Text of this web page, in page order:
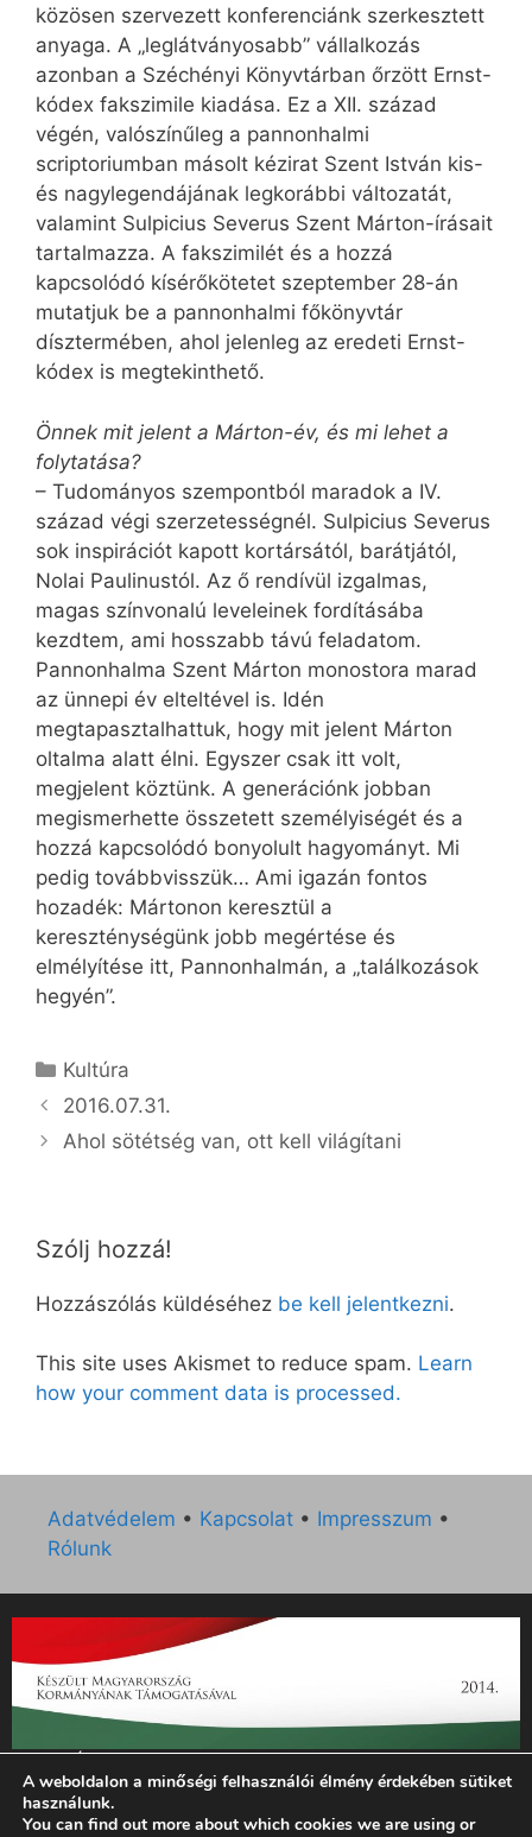
közösen szervezett konferenciánk szerkesztett
anyaga. A „leglátványosabb” vállalkozás
azonban a Széchényi Könyvtárban őrzött Ernst-
kódex fakszimile kiadása. Ez a XII. század
végén, valószínűleg a pannonhalmi
scriptoriumban másolt kézirat Szent István kis-
és nagylegendájának legkorábbi változatát,
valamint Sulpicius Severus Szent Márton-írásait
tartalmazza. A fakszimilét és a hozzá
kapcsolódó kísérőkötetet szeptember 28-án
mutatjuk be a pannonhalmi főkönyvtár
dísztermében, ahol jelenleg az eredeti Ernst-
kódex is megtekinthető.
Önnek mit jelent a Márton-év, és mi lehet a
folytatása?
– Tudományos szempontból maradok a IV.
század végi szerzetességnél. Sulpicius Severus
sok inspirációt kapott kortársától, barátjától,
Nolai Paulinustól. Az ő rendívül izgalmas,
magas színvonalú leveleinek fordításába
kezdtem, ami hosszabb távú feladatom.
Pannonhalma Szent Márton monostora marad
az ünnepi év elteltével is. Idén
megtapasztalhattuk, hogy mit jelent Márton
oltalma alatt élni. Egyszer csak itt volt,
megjelent köztünk. A generációnk jobban
megismerhette összetett személyiségét és a
hozzá kapcsolódó bonyolult hagyományt. Mi
pedig továbbvisszük… Ami igazán fontos
hozadék: Mártonon keresztül a
kereszténységünk jobb megértése és
elmélyítése itt, Pannonhalmán, a „találkozások
hegyén”.
Kategória
Kultúra
2016.07.31.
Ahol sötétség van, ott kell világítani
Szólj hozzá!
Hozzászólás küldéséhez be kell jelentkezni.
This site uses Akismet to reduce spam. Learn
how your comment data is processed.
Adatvédelem • Kapcsolat • Impresszum •
Rólunk
„Az Új Ember katolikus hetilap 2014. évi működésének
támogatását az EGYH-KCP-14-P-0121 sz. támogatási
szerződés keretében 3 000 000 Ft összegben támogatta az
A weboldalon a minőségi felhasználói élmény érdekében sütiket
használunk.
You can find out more about which cookies we are using or